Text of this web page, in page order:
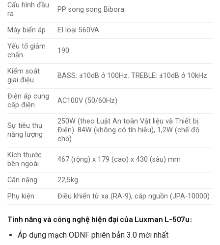
Cấu hình đầu
ra
PP song song Bibora
Máy biến áp
EI loại 560VA
Yếu tố giảm
chấn
190
Kiểm soát
giai điệu
BASS: ±10dB ở 100Hz. TREBLE: ±10dB ở 10kHz
Điện áp cung
cấp điện
AC100V (50/60Hz)
Sự tiêu thụ
năng lượng
250W (theo Luật An toàn Vật liệu và Thiết bị
Điện). 84W (không có tín hiệu), 1,2W (chế độ
chờ)
Kích thước
bên ngoài
467 (rộng) x 179 (cao) x 430 (sâu) mm
Cân nặng
22,5kg
Phụ kiện
Điều khiển từ xa (RA-9), cáp nguồn (JPA-10000)
Tính năng và công nghệ hiện đại của Luxman L-507u:
Áp dụng mạch ODNF phiên bản 3.0 mới nhất